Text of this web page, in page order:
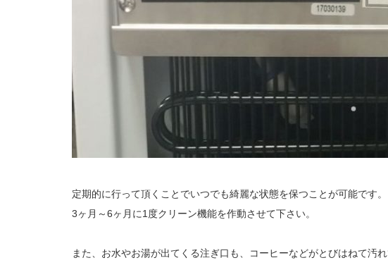
定期的に行って頂くことでいつでも綺麗な状態を保つことが可能です。
3ヶ月～6ヶ月に1度クリーン機能を作動させて下さい。
また、お水やお湯が出てくる注ぎ口も、コーヒーなどがとびはねて汚